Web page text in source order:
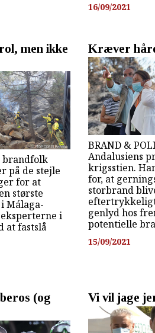
16/09/2021
men ikke
brandfolk
på de stejle
for at
største
Málaga-
i
at fastslå
Kræver
BRAND &
Andalusiens
krigsstien.
for, at
storbrand
genlyd hos
potentielle
15/09/2021
(og
Vi vil jage